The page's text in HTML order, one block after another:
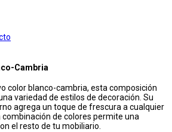
Cambria
color blanco-cambria, esta composición
variedad de estilos de decoración. Su
agrega un toque de frescura a cualquier
de colores permite una
el resto de tu mobiliario.